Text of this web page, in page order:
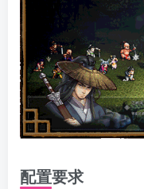
配置要求